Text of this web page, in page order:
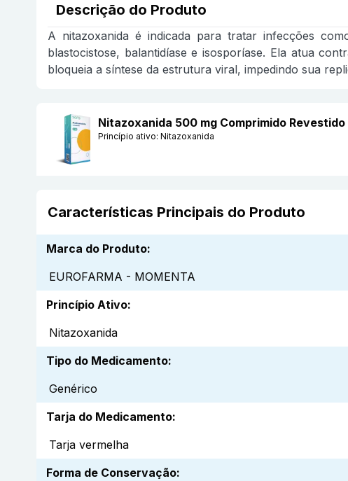
Descrição do Produto
A nitazoxanida é indicada para tratar infecções
blastocistose, balantidíase e isosporíase. Ela atua
bloqueia a síntese da estrutura viral, impedindo sua
Nitazoxanida 500 mg Comprimido Revestido
Princípio ativo: Nitazoxanida
Características Principais do Produto
Marca do Produto:
EUROFARMA - MOMENTA
Princípio Ativo:
Nitazoxanida
Tipo do Medicamento:
Genérico
Tarja do Medicamento:
Tarja vermelha
Forma de Conservação: